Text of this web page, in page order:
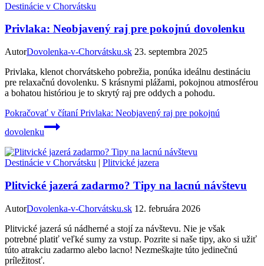
Destinácie v Chorvátsku
Privlaka: Neobjavený raj pre pokojnú dovolenku
AutorDovolenka-v-Chorvátsku.sk 23. septembra 2025
Privlaka, klenot chorvátskeho pobrežia, ponúka ideálnu destináciu
pre relaxačnú dovolenku. S krásnymi plážami, pokojnou atmosférou
a bohatou históriou je to skrytý raj pre oddych a pohodu.
Pokračovať v čítaníPrivlaka: Neobjavený raj pre pokojnú
dovolenku
Destinácie v Chorvátsku | Plitvické jazera
Plitvické jazerá zadarmo? Tipy na lacnú návštevu
AutorDovolenka-v-Chorvátsku.sk 12. februára 2026
Plitvické jazerá sú nádherné a stojí za návštevu. Nie je však
potrebné platiť veľké sumy za vstup. Pozrite si naše tipy, ako si užiť
túto atrakciu zadarmo alebo lacno! Nezmeškajte túto jedinečnú
príležitosť.